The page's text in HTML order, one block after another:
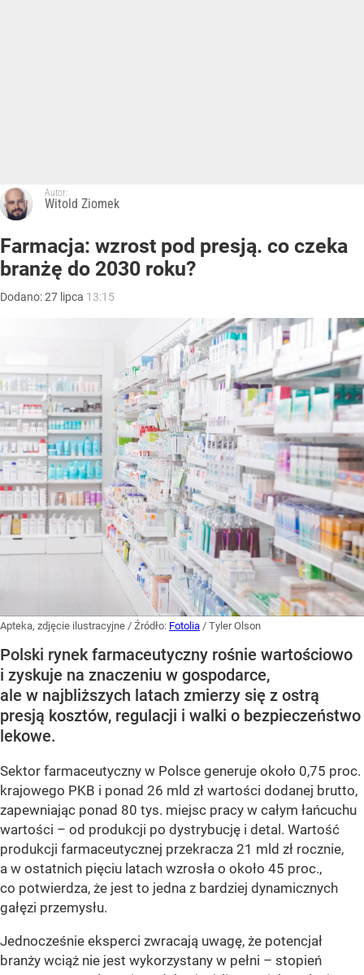
Autor:
Witold Ziomek
Farmacja: wzrost pod presją. co czeka
branżę do 2030 roku?
Dodano:27 lipca 13:15
Apteka, zdjęcie ilustracyjne / Źródło: Fotolia / Tyler Olson
Polski rynek farmaceutyczny rośnie wartościowo
i zyskuje na znaczeniu w gospodarce,
ale w najbliższych latach zmierzy się z ostrą
presją kosztów, regulacji i walki o bezpieczeństwo
lekowe.
Sektor farmaceutyczny w Polsce generuje około 0,75 proc.
krajowego PKB i ponad 26 mld zł wartości dodanej brutto,
zapewniając ponad 80 tys. miejsc pracy w całym łańcuchu
wartości – od produkcji po dystrybucję i detal. Wartość
produkcji farmaceutycznej przekracza 21 mld zł rocznie,
a w ostatnich pięciu latach wzrosła o około 45 proc.,
co potwierdza, że jest to jedna z bardziej dynamicznych
gałęzi przemysłu.
Jednocześnie eksperci zwracają uwagę, że potencjał
branży wciąż nie jest wykorzystany w pełni – stopień